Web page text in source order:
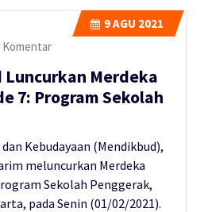
9AGU 2021
Komentar
Merdeka
7: Program Sekolah
Kebudayaan (Mendikbud),
meluncurkan Merdeka
Sekolah Penggerak,
pada Senin (01/02/2021).